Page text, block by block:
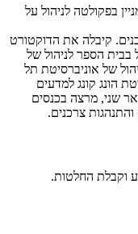
בפקולטה לניהול על
קיבלה את הדוקטורט
סגל בבית הספר לניהול של
של אוניברסיטת תל
הונג קונג למדעים
שני, מרצה בכנסים
צרכנים.
וקבלת החלטות.